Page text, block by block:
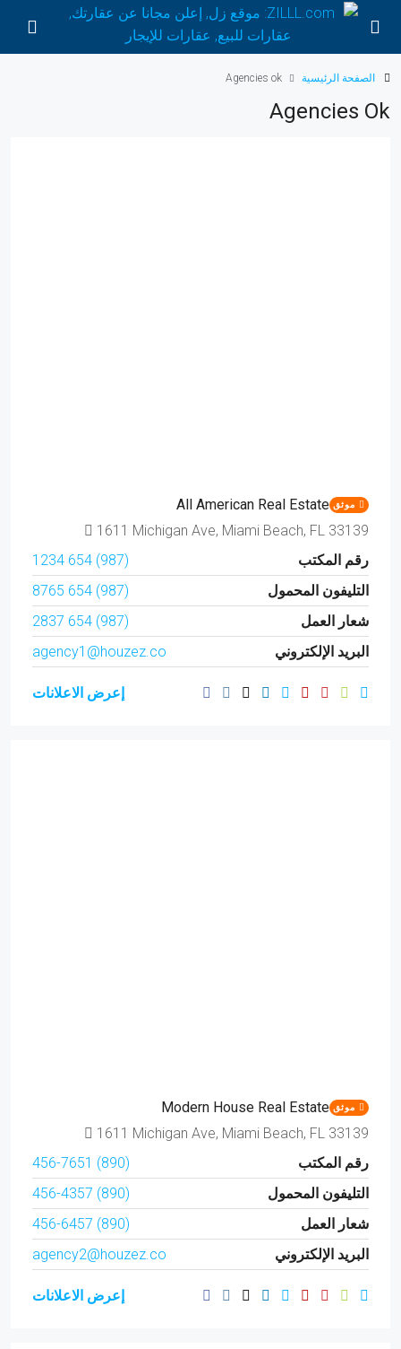
الصفحة الرئيسية Agencies ok
Agencies Ok
موثق All American Real Estate
1611 Michigan Ave, Miami Beach, FL 33139
رقم المكتب
(987) 654 1234
التليفون المحمول
(987) 654 8765
شعار العمل
(987) 654 2837
البريد الإلكتروني
agency1@houzez.co
إعرض الاعلانات
موثق Modern House Real Estate
1611 Michigan Ave, Miami Beach, FL 33139
رقم المكتب
(890) 456-7651
التليفون المحمول
(890) 456-4357
شعار العمل
(890) 456-6457
البريد الإلكتروني
agency2@houzez.co
إعرض الاعلانات